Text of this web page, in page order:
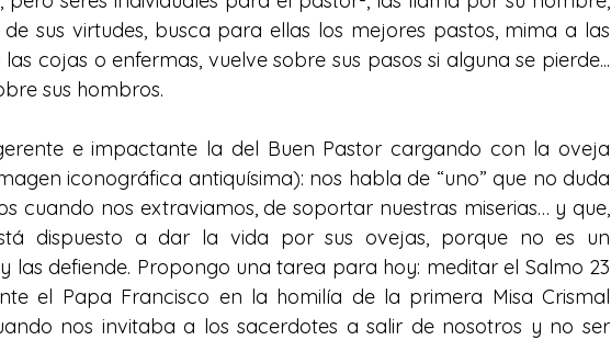
sus virtudes, busca para ellas los mejores pastos, mima a las
cojas o enfermas, vuelve sobre sus pasos si alguna se pierde...
sus hombros.
e impactante la del Buen Pastor cargando con la oveja
iconográfica antiquísima): nos habla de “uno” que no duda
cuando nos extraviamos, de soportar nuestras miserias… y que,
dispuesto a dar la vida por sus ovejas, porque no es un
las defiende. Propongo una tarea para hoy: meditar el Salmo 23
el Papa Francisco en la homilía de la primera Misa Crismal
nos invitaba a los sacerdotes a salir de nosotros y no ser